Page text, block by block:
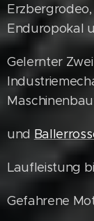
Enduropokal
Gelernter
und
Laufleistung
Gefahrene